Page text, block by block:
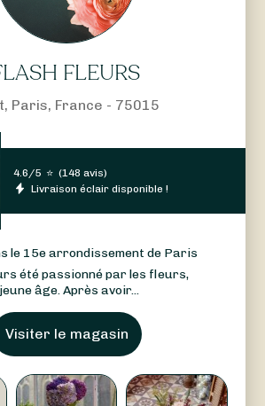
FLEURS
Paris, France - 75015
4.6/5 ⭐ (148 avis)
Livraison éclair disponible !
le 15e arrondissement de Paris
été passionné par les fleurs,
âge. Après avoir...
Visiter le magasin